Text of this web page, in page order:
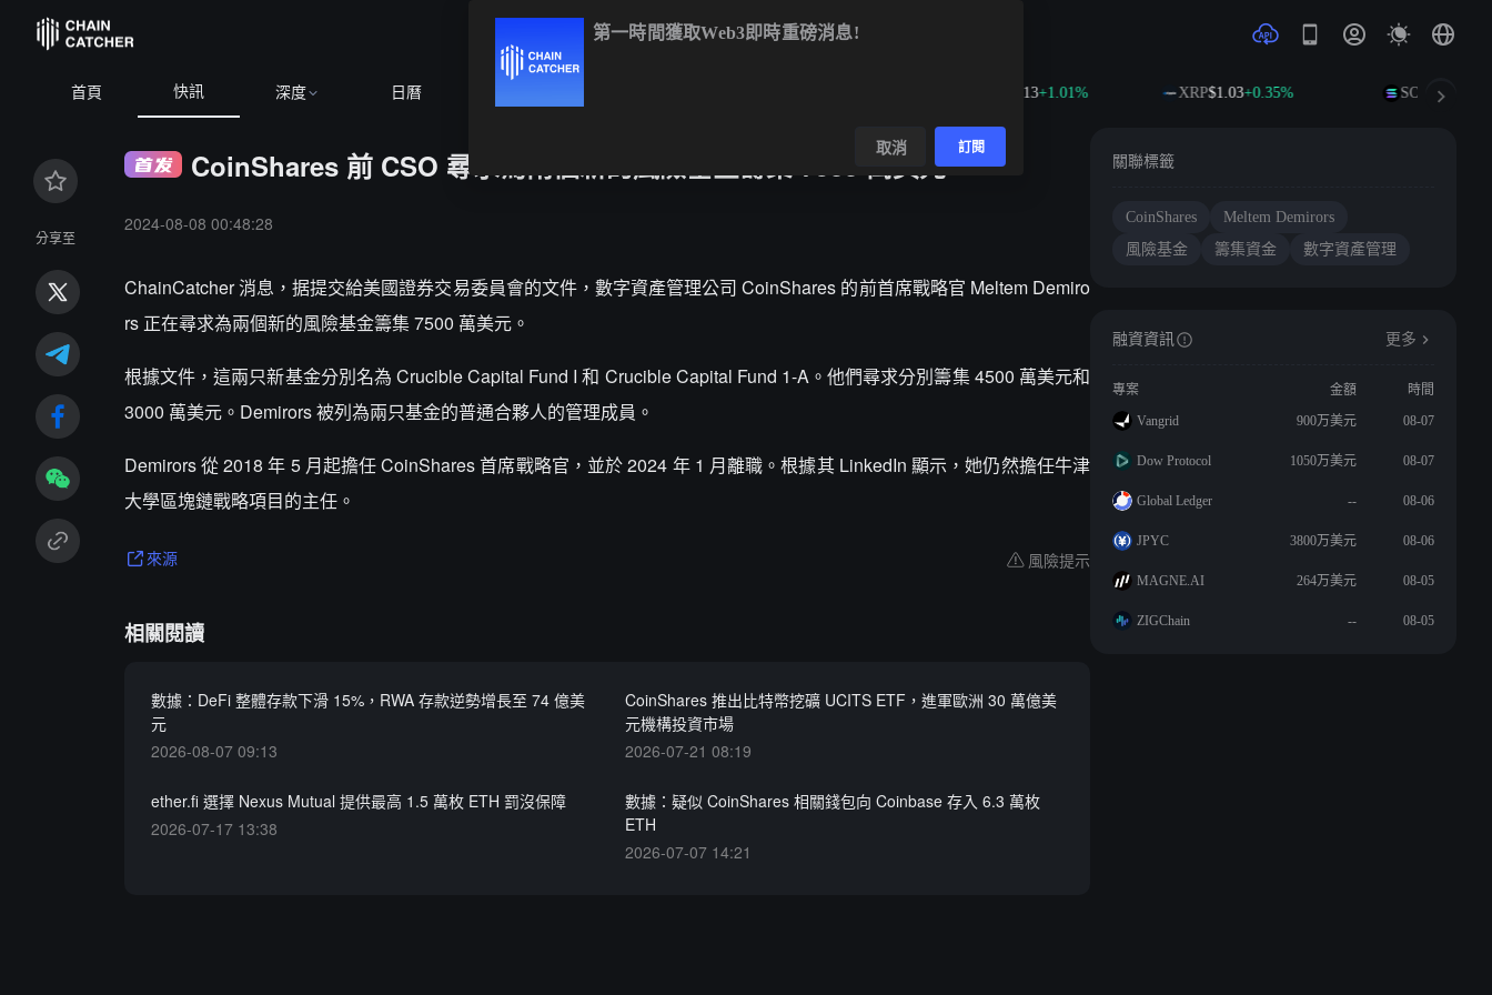
首頁 快訊 深度 日曆 $594.13+1.01% XRP$1.03+0.35% SOL $74.77
分享至
CoinShares 前 CSO 尋求為兩個新的風險基金籌集 7500 萬美元
2024-08-08 00:48:28
ChainCatcher 消息，据提交給美國證券交易委員會的文件，數字資產管理公司 CoinShares 的前首席戰略官 Meltem Demiro
rs 正在尋求為兩個新的風險基金籌集 7500 萬美元。
根據文件，這兩只新基金分別名為 Crucible Capital Fund I 和 Crucible Capital Fund 1-A。他們尋求分別籌集 4500 萬美元和
3000 萬美元。Demirors 被列為兩只基金的普通合夥人的管理成員。
Demirors 從 2018 年 5 月起擔任 CoinShares 首席戰略官，並於 2024 年 1 月離職。根據其 LinkedIn 顯示，她仍然擔任牛津
大學區塊鏈戰略項目的主任。
來源 風險提示
相關閱讀
數據：DeFi 整體存款下滑 15%，RWA 存款逆勢增長至 74 億美
元
2026-08-07 09:13
CoinShares 推出比特幣挖礦 UCITS ETF，進軍歐洲 30 萬億美
元機構投資市場
2026-07-21 08:19
ether.fi 選擇 Nexus Mutual 提供最高 1.5 萬枚 ETH 罰沒保障
2026-07-17 13:38
數據：疑似 CoinShares 相關錢包向 Coinbase 存入 6.3 萬枚
ETH
2026-07-07 14:21
關聯標籤
CoinShares
Meltem Demirors
風險基金
籌集資金 數字資產管理
融資資訊 更多
專案 金額
時間
Vangrid
900万美元 08-07
Dow Protocol 1050万美元 08-07
Global Ledger -- 08-06
JPYC 3800万美元 08-06
MAGNE.AI 264万美元 08-05
ZIGChain -- 08-05
第一時間獲取Web3即時重磅消息!
取消 訂閱